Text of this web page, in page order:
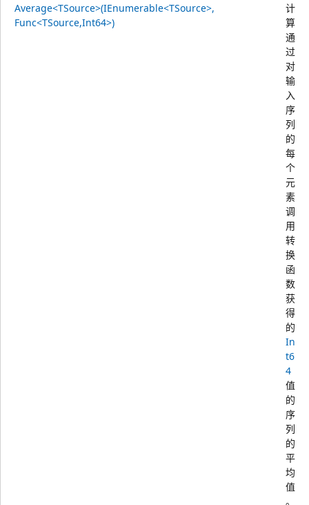
Average<TSource>(IEnumerable<TSource>,
Func<TSource,Int64>)
计
算
通
过
对
输
入
序
列
的
每
个
元
素
调
用
转
换
函
数
获
得
的
In
t6
4
值
的
序
列
的
平
均
值
。